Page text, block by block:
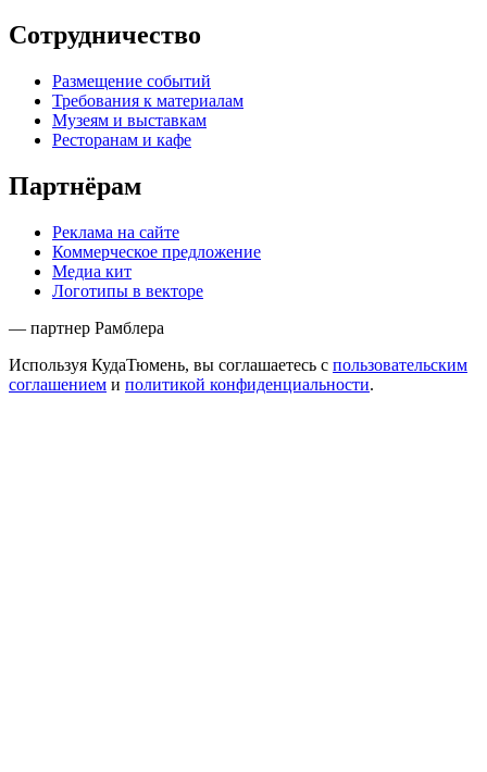
Сотрудничество
Размещение событий
Требования к материалам
Музеям и выставкам
Ресторанам и кафе
Партнёрам
Реклама на сайте
Коммерческое предложение
Медиа кит
Логотипы в векторе
— партнер Рамблера
Используя КудаТюмень, вы соглашаетесь с пользовательским
соглашением и политикой конфиденциальности.